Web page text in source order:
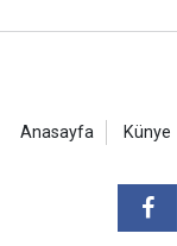
Anasayfa Künye